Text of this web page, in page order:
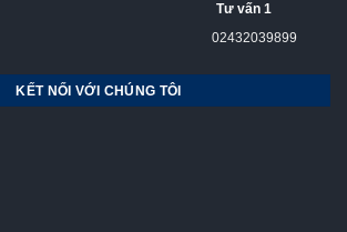
Tư vấn 1
02432039899
KẾT NỐI VỚI CHÚNG TÔI